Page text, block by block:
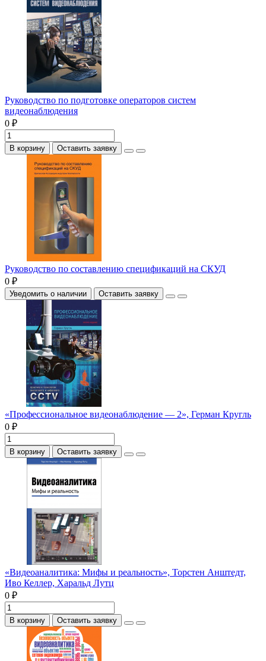
Руководство по подготовке операторов систем
видеонаблюдения
0 ₽
В корзину Оставить заявку
Руководство по составлению спецификаций на СКУД
0 ₽
Уведомить о наличии Оставить заявку
«Профессиональное видеонаблюдение — 2», Герман Кругль
0 ₽
В корзину Оставить заявку
«Видеоаналитика: Мифы и реальность», Торстен Анштедт,
Иво Келлер, Харальд Лутц
0 ₽
В корзину Оставить заявку